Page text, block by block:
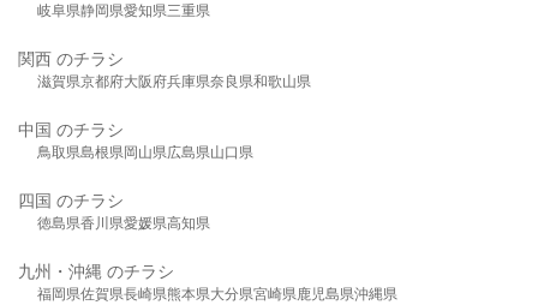
岐阜県静岡県愛知県三重県
関西 のチラシ
滋賀県京都府大阪府兵庫県奈良県和歌山県
中国 のチラシ
鳥取県島根県岡山県広島県山口県
四国 のチラシ
徳島県香川県愛媛県高知県
九州・沖縄 のチラシ
福岡県佐賀県長崎県熊本県大分県宮崎県鹿児島県沖縄県